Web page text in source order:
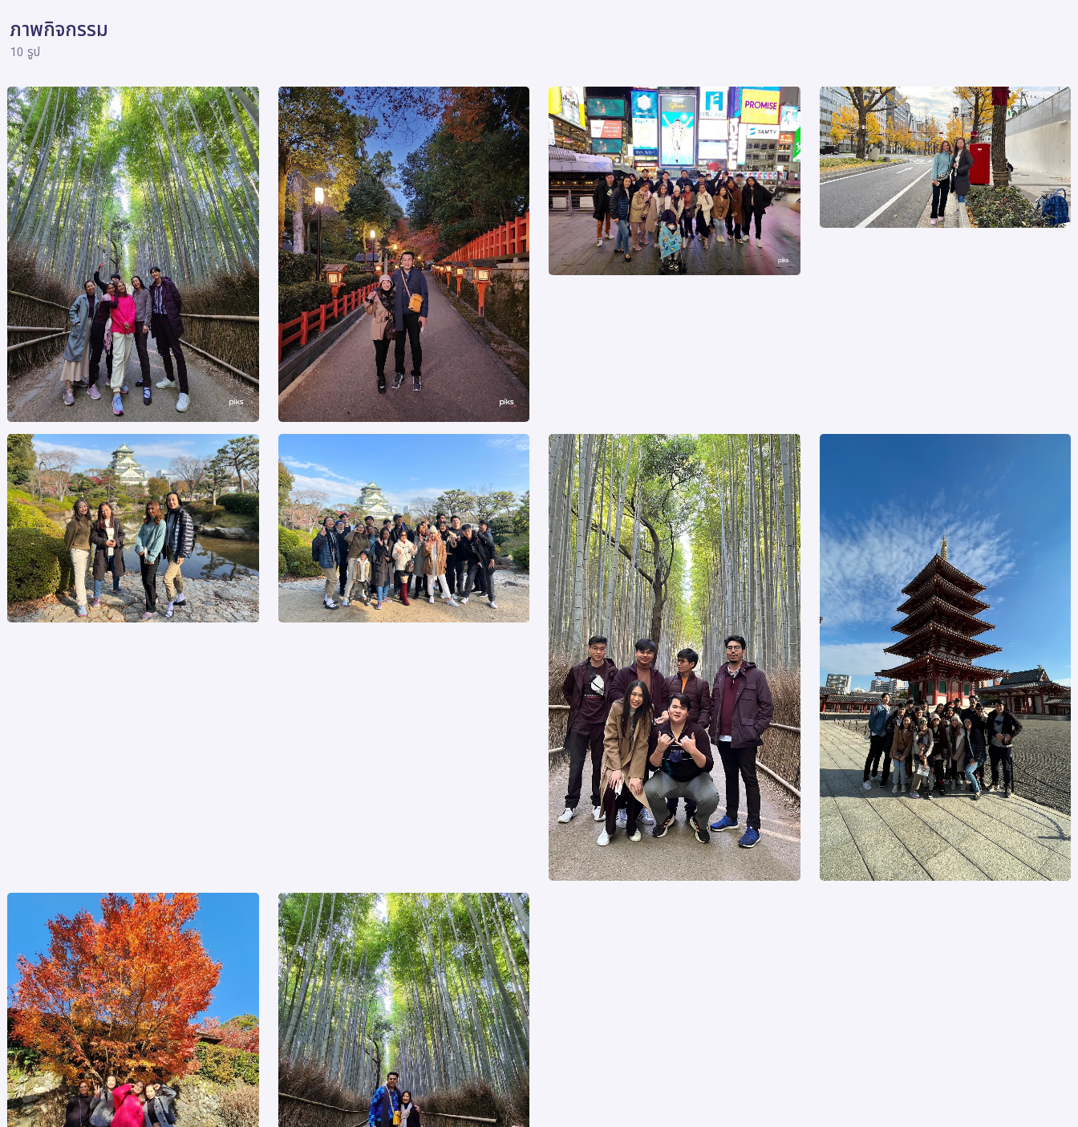
ภาพกิจกรรม
10 รูป